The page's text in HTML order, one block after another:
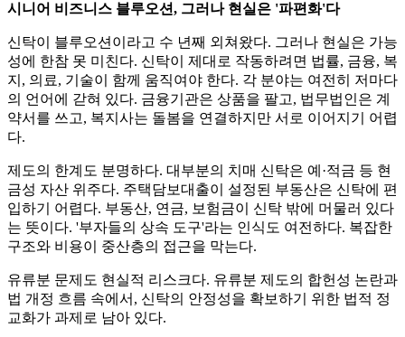
시니어 비즈니스 블루오션, 그러나 현실은 '파편화'다
신탁이 블루오션이라고 수 년째 외쳐왔다. 그러나 현실은 가능
성에 한참 못 미친다. 신탁이 제대로 작동하려면 법률, 금융, 복
지, 의료, 기술이 함께 움직여야 한다. 각 분야는 여전히 저마다
의 언어에 갇혀 있다. 금융기관은 상품을 팔고, 법무법인은 계
약서를 쓰고, 복지사는 돌봄을 연결하지만 서로 이어지기 어렵
다.
제도의 한계도 분명하다. 대부분의 치매 신탁은 예·적금 등 현
금성 자산 위주다. 주택담보대출이 설정된 부동산은 신탁에 편
입하기 어렵다. 부동산, 연금, 보험금이 신탁 밖에 머물러 있다
는 뜻이다. '부자들의 상속 도구'라는 인식도 여전하다. 복잡한
구조와 비용이 중산층의 접근을 막는다.
유류분 문제도 현실적 리스크다. 유류분 제도의 합헌성 논란과
법 개정 흐름 속에서, 신탁의 안정성을 확보하기 위한 법적 정
교화가 과제로 남아 있다.